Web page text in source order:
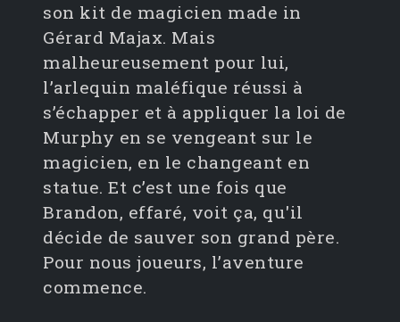
son kit de magicien made in
Gérard Majax. Mais
malheureusement pour lui,
l’arlequin maléfique réussi à
s’échapper et à appliquer la loi de
Murphy en se vengeant sur le
magicien, en le changeant en
statue. Et c’est une fois que
Brandon, effaré, voit ça, qu'il
décide de sauver son grand père.
Pour nous joueurs, l’aventure
commence.